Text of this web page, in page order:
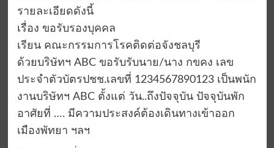
รายละเอียดดังนี้
เรื่อง ขอรับรองบุคคล
เรียน คณะกรรมการโรคติดต่อจังชลบุรี
ด้วยบริษัทฯ ABC ขอรับรับนาย/นาง กขคง เลข
ประจำตัวบัตรปชช.เลขที่ 1234567890123 เป็นพนัก
งานบริษัทฯ ABC ตั้งแต่ วัน..ถึงปัจจุบัน ปัจจุบันพัก
อาศัยที่ …. มีความประสงค์ต้องเดินทางเข้าออก
เมืองพัทยา ฯลฯ